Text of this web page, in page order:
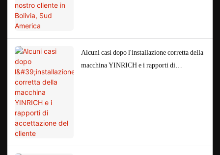
Alcuni casi dopo l'installazione corretta della
macchina YINRICH e i rapporti di